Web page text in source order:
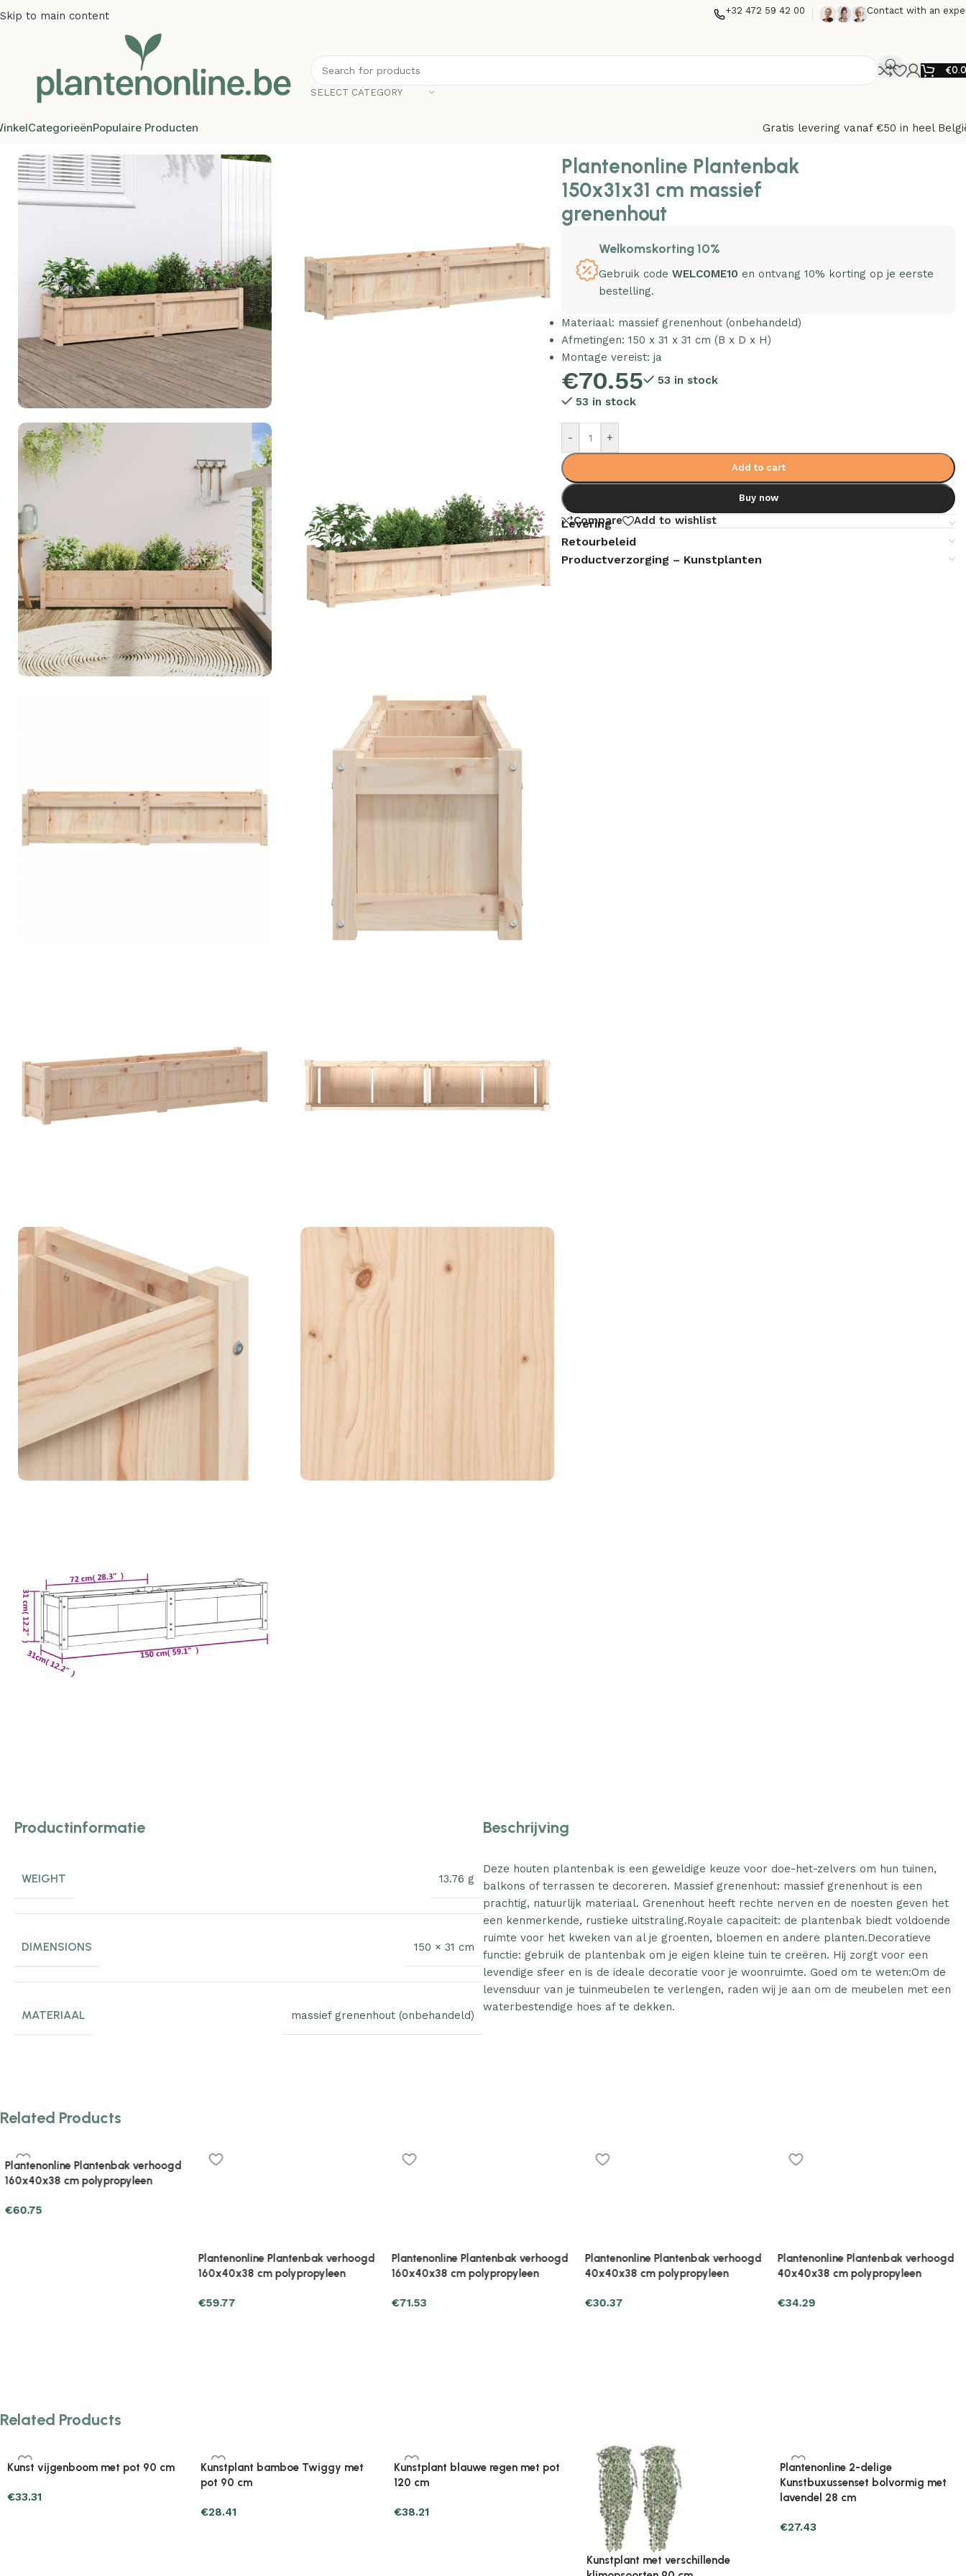
Skip to main content +32 472 59 42 00 Contact with an
SELECT CATEGORY
€
CategorieënPopulaire Producten
Gratis levering vanaf €50 in heel
Plantenbakken
Plantenonline Plantenbak
150x31x31 cm massief
grenenhout
Welkomskorting 10%
Gebruik codeWELCOME10 en ontvang 10% korting op je eerste
bestelling.
Materiaal: massief grenenhout (onbehandeld)
Afmetingen: 150 x 31 x 31 cm (B x D x H)
Montage vereist: ja
€70.55
53 in stock
53 in stock
- +
Add to cart
Buy now
Compare Add to wishlist
Levering
Retourbeleid
Productverzorging – Kunstplanten
Productinformatie
WEIGHT 13.76 g
DIMENSIONS 150 × 31 cm
MATERIAAL massief grenenhout (onbehandeld)
Beschrijving
Deze houten plantenbak is een geweldige keuze voor doe-het-zelvers om hun tuinen,
balkons of terrassen te decoreren. Massief grenenhout: massief grenenhout is een
prachtig, natuurlijk materiaal. Grenenhout heeft rechte nerven en de noesten geven het
een kenmerkende, rustieke uitstraling.Royale capaciteit: de plantenbak biedt voldoende
ruimte voor het kweken van al je groenten, bloemen en andere planten.Decoratieve
functie: gebruik de plantenbak om je eigen kleine tuin te creëren. Hij zorgt voor een
levendige sfeer en is de ideale decoratie voor je woonruimte. Goed om te weten:Om de
levensduur van je tuinmeubelen te verlengen, raden wij je aan om de meubelen met een
waterbestendige hoes af te dekken.
Related Products
Plantenonline Plantenbak verhoogd
160x40x38 cm polypropyleen
€59.77
Plantenonline Plantenbak verhoogd
Plantenonline Plantenbak verhoogd
Plantenonline Plantenbak verhoogd
Plantenonline Plantenbak verhoogd
Related Products
Plantenonline Broeikas 114x80x50